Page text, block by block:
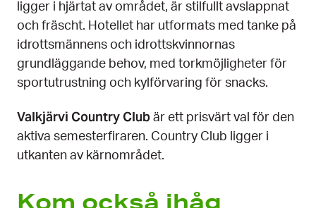
ligger i hjärtat av området, är stilfullt avslappnat
och fräscht. Hotellet har utformats med tanke på
idrottsmännens och idrottskvinnornas
grundläggande behov, med torkmöjligheter för
sportutrustning och kylförvaring för snacks.
Valkjärvi Country Club är ett prisvärt val för den
aktiva semesterfiraren. Country Club ligger i
utkanten av kärnområdet.
Kom också ihåg